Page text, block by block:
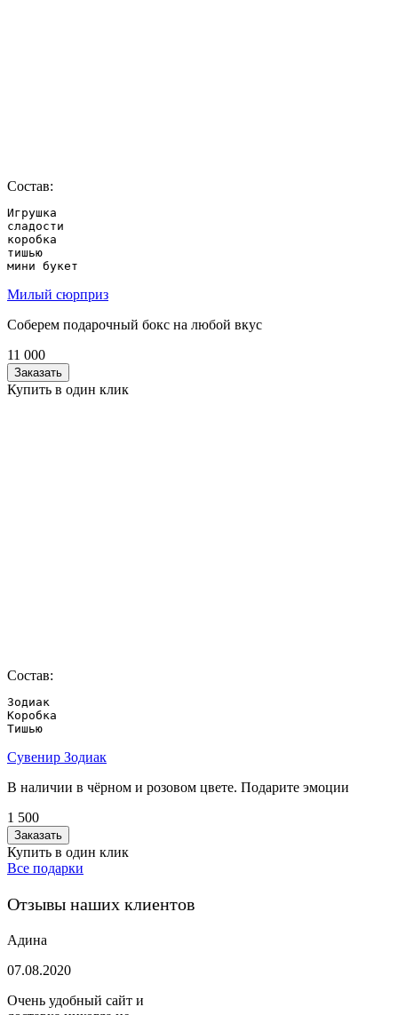
Состав:
Игрушка
сладости
коробка
тишью
мини букет
Милый сюрприз
Соберем подарочный бокс на любой вкус
11 000
Заказать
Купить в один клик
Состав:
Зодиак
Коробка
Тишью
Сувенир Зодиак
В наличии в чёрном и розовом цвете. Подарите эмоции
1 500
Заказать
Купить в один клик
Все подарки
Отзывы наших клиентов
Адина
07.08.2020
Очень удобный сайт и